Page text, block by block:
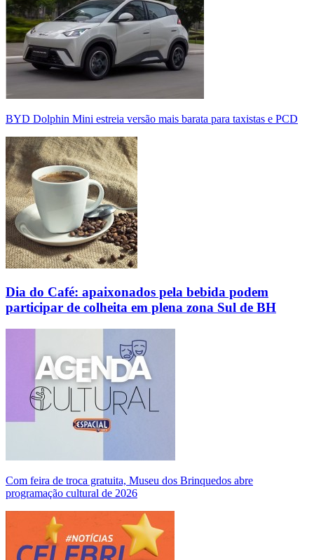
BYD Dolphin Mini estreia versão mais barata para taxistas e PCD
Dia do Café: apaixonados pela bebida podem
participar de colheita em plena zona Sul de BH
Com feira de troca gratuita, Museu dos Brinquedos abre
programação cultural de 2026